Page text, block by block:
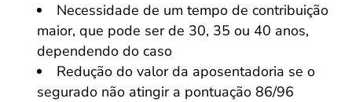
Necessidade de um tempo de contribuição
maior, que pode ser de 30, 35 ou 40 anos,
dependendo do caso
Redução do valor da aposentadoria se o
segurado não atingir a pontuação 86/96